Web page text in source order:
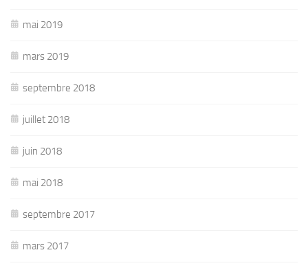
mai 2019
mars 2019
septembre 2018
juillet 2018
juin 2018
mai 2018
septembre 2017
mars 2017